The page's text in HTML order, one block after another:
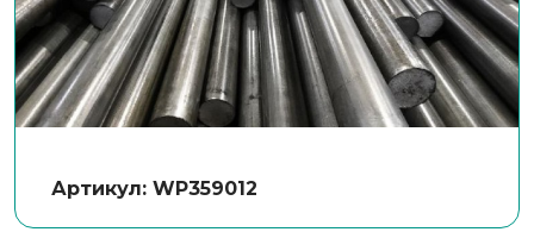
Артикул: WP359012